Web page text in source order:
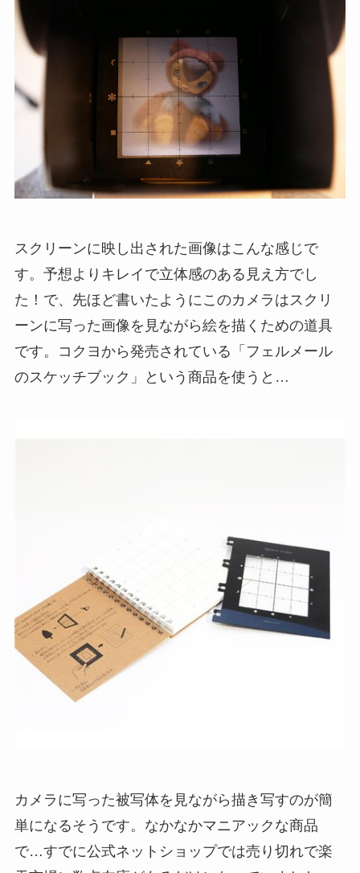
スクリーンに映し出された画像はこんな感じで
す。予想よりキレイで立体感のある見え方でし
た！で、先ほど書いたようにこのカメラはスクリ
ーンに写った画像を見ながら絵を描くための道具
です。コクヨから発売されている「フェルメール
のスケッチブック」という商品を使うと…
カメラに写った被写体を見ながら描き写すのが簡
単になるそうです。なかなかマニアックな商品
で…すでに公式ネットショップでは売り切れで楽